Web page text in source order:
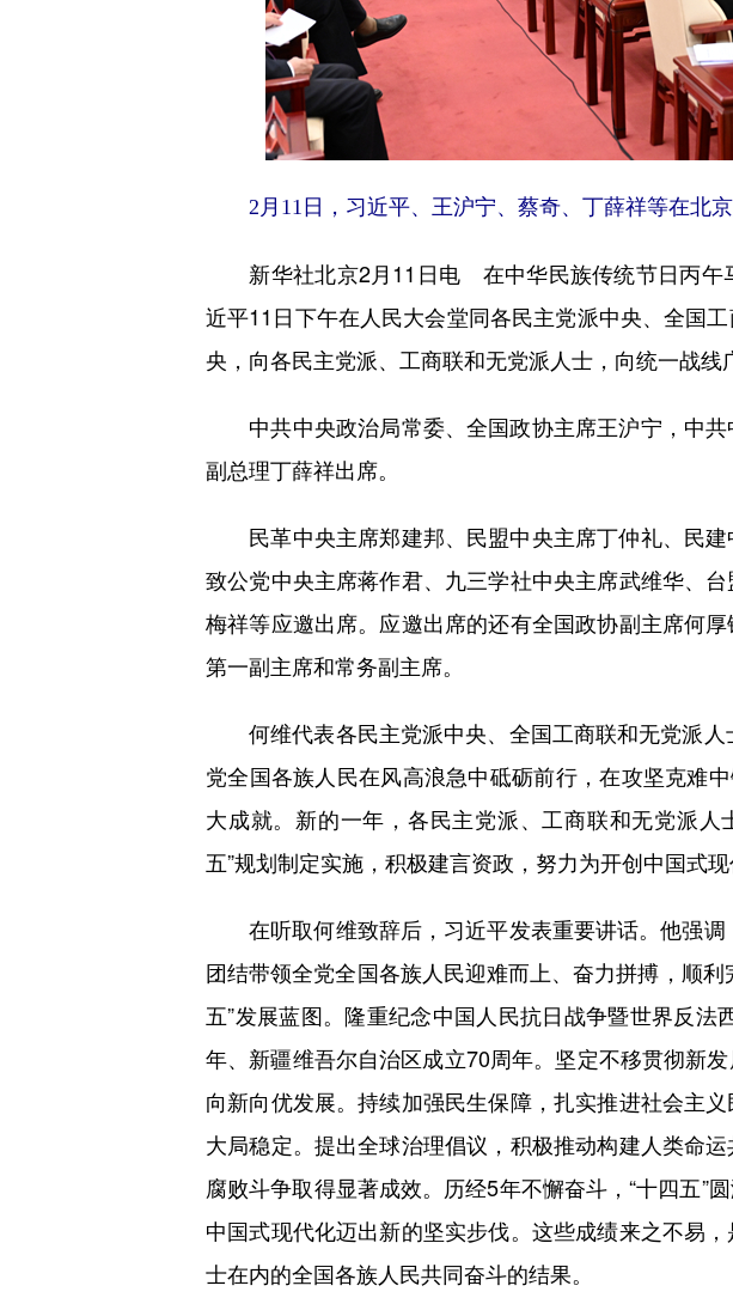
2月11日，习近平、王沪宁、蔡奇、丁薛祥等在北
新华社北京2月11日电 在中华民族传统节日丙午马
近平11日下午在人民大会堂同各民主党派中央、全国
央，向各民主党派、工商联和无党派人士，向统一战线
中共中央政治局常委、全国政协主席王沪宁，中共
副总理丁薛祥出席。
民革中央主席郑建邦、民盟中央主席丁仲礼、民建
致公党中央主席蒋作君、九三学社中央主席武维华、
梅祥等应邀出席。应邀出席的还有全国政协副主席何
第一副主席和常务副主席。
何维代表各民主党派中央、全国工商联和无党派人
党全国各族人民在风高浪急中砥砺前行，在攻坚克难
大成就。新的一年，各民主党派、工商联和无党派
五”规划制定实施，积极建言资政，努力为开创中国式现
在听取何维致辞后，习近平发表重要讲话。他强调
团结带领全党全国各族人民迎难而上、奋力拼搏，顺
五”发展蓝图。隆重纪念中国人民抗日战争暨世界反
年、新疆维吾尔自治区成立70周年。坚定不移贯彻新
向新向优发展。持续加强民生保障，扎实推进社会主
大局稳定。提出全球治理倡议，积极推动构建人类命
腐败斗争取得显著成效。历经5年不懈奋斗，“十四五”
中国式现代化迈出新的坚实步伐。这些成绩来之不易
士在内的全国各族人民共同奋斗的结果。